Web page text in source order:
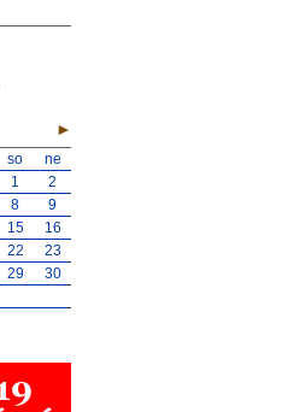
►
so
ne
1
2
8
9
15
16
22
23
29
30